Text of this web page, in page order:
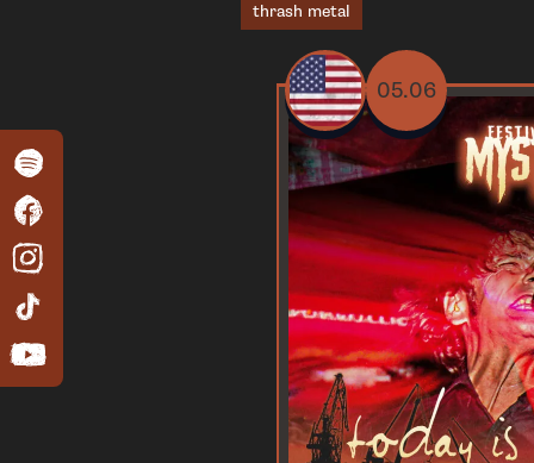
thrash metal
05.06